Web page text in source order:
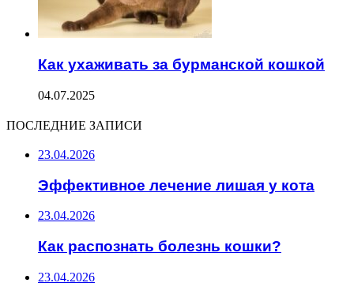
Как ухаживать за бурманской кошкой
04.07.2025
ПОСЛЕДНИЕ ЗАПИСИ
23.04.2026
Эффективное лечение лишая у кота
23.04.2026
Как распознать болезнь кошки?
23.04.2026